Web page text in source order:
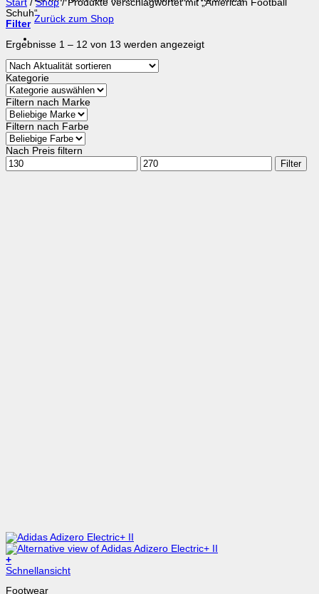
Zurück zum Shop
Start / Shop /Produkte verschlagwortet mit „American Football
Schuh“
Filter
Ergebnisse 1 – 12 von 13 werden angezeigtNach
Kategorie
Filtern nach Marke
Filtern nach Farbe
Nach Preis filtern
Min.
Preis
Max.
Preis
Filter
+
Dieses
weist
Schnellansicht
Footwear